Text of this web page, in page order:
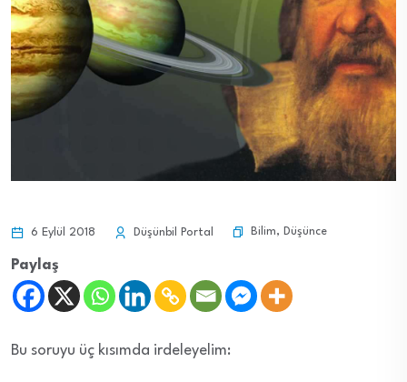
6 Eylül 2018 Düşünbil Portal Bilim, Düşünce
Paylaş
Bu soruyu üç kısımda irdeleyelim: